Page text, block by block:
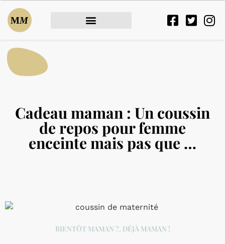
Cadeau maman : Un coussin
de repos pour femme
enceinte mais pas que …
BIENTÔT MAMAN ?, DÉJÀ MAMAN !